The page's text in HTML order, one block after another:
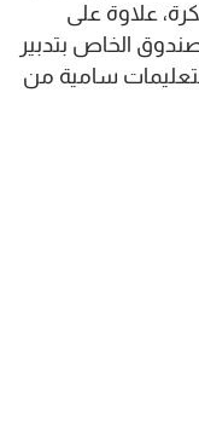
علاوة على
الخاص بتدبير
بتعليمات سامية من